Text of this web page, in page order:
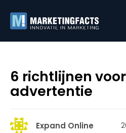
6 richtlijnen
advertentie
Expand Online